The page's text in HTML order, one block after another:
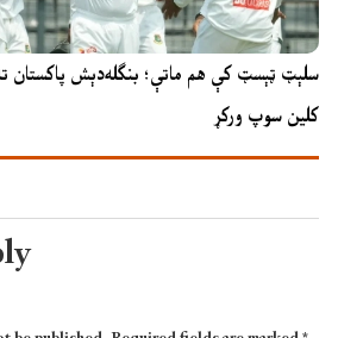
سلېټ ټېسټ کې هم ماتې؛ بنګله‌دېش پاکستان
کلین سوپ ورکړ